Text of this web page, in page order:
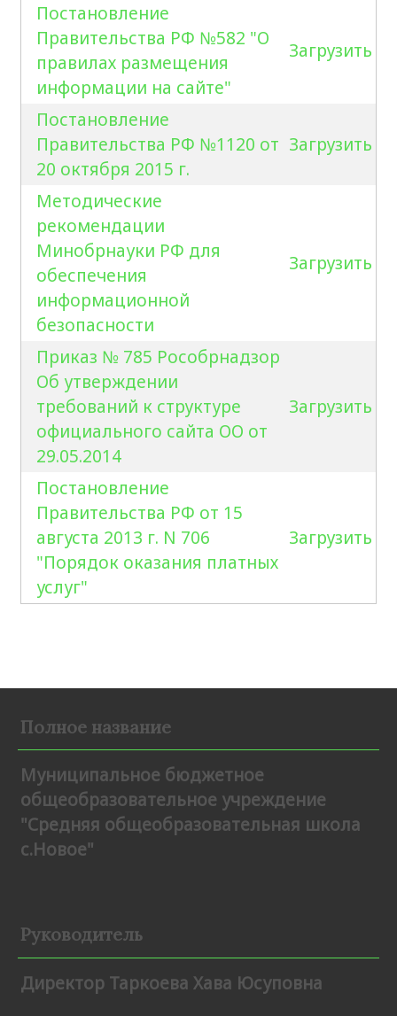
Постановление
Правительства РФ №582 "О
правилах размещения
информации на сайте"
Загрузить
Постановление
Правительства РФ №1120 от
20 октября 2015 г.
Загрузить
Методические
рекомендации
Минобрнауки РФ для
обеспечения
информационной
безопасности
Загрузить
Приказ № 785 Рособрнадзор
Об утверждении
требований к структуре
официального сайта ОО от
29.05.2014
Загрузить
Постановление
Правительства РФ от 15
августа 2013 г. N 706
"Порядок оказания платных
услуг"
Загрузить
Полное название
Муниципальное бюджетное
общеобразовательное учреждение
"Средняя общеобразовательная школа
с.Новое"
Руководитель
Директор Таркоева Хава Юсуповна